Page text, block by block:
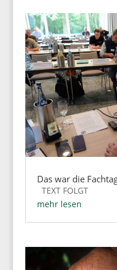
Das war die
TEXT FOLGT
mehr lesen